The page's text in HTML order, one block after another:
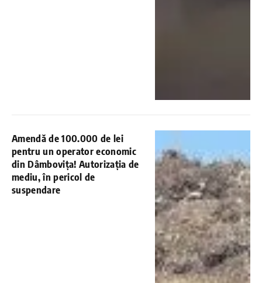
Amendă de 100.000 de lei
pentru un operator economic
din Dâmbovița! Autorizația de
mediu, în pericol de
suspendare